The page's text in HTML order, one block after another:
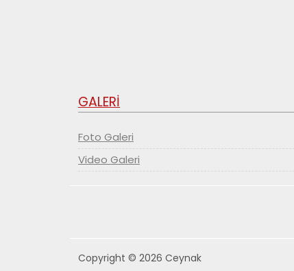
GALERİ
Foto Galeri
Video Galeri
Copyright © 2026 Ceynak